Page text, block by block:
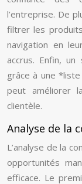
l’entreprise. De
filtrer les
navigation en
accrus. Enfin,
grâce à une
peut améliorer
clientèle.
Analyse de la
L’analyse de la
opportunités
efficace. Le